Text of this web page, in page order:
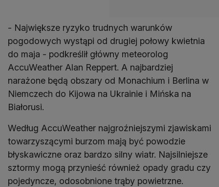
- Największe ryzyko trudnych warunków
pogodowych wystąpi od drugiej połowy kwietnia
do maja - podkreślił główny meteorolog
AccuWeather Alan Reppert. A najbardziej
narażone będą obszary od Monachium i Berlina w
Niemczech do Kijowa na Ukrainie i Mińska na
Białorusi.
Według AccuWeather najgroźniejszymi zjawiskami
towarzyszącymi burzom mają być powodzie
błyskawiczne oraz bardzo silny wiatr. Najsilniejsze
sztormy mogą przynieść również opady gradu czy
pojedyncze, odosobnione trąby powietrzne.